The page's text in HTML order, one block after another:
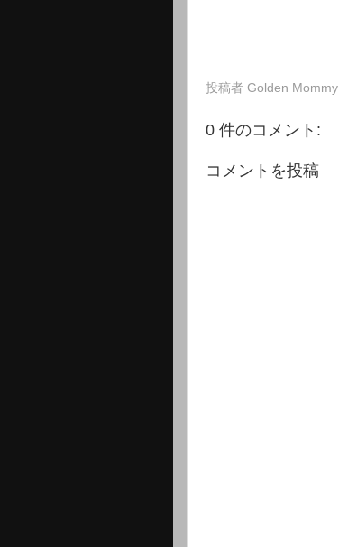
投稿者 Golden Mommy
0 件のコメント:
コメントを投稿